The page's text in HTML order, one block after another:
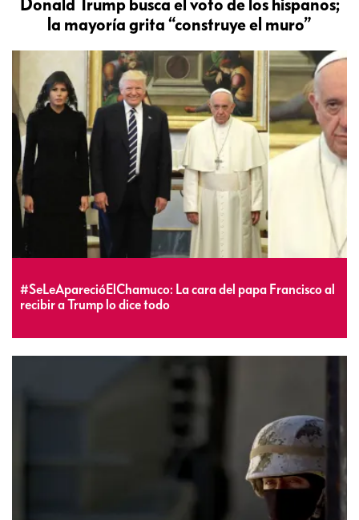
Donald Trump busca el voto de los hispanos;
la mayoría grita “construye el muro”
#SeLeAparecióElChamuco: La cara del papa Francisco al
recibir a Trump lo dice todo